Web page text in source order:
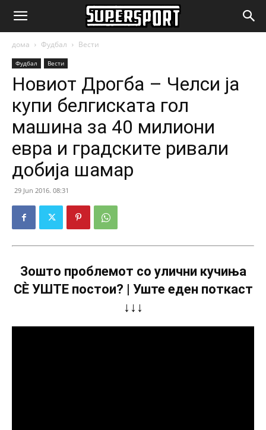
SuperSport.mk
дома Фудбал Вести
Фудбал Вести
Новиот Дрогба – Челси ја
купи белгиската гол
машина за 40 милиони
евра и градските ривали
добија шамар
29 Jun 2016. 08:31
Зошто проблемот со улични кучиња
СÈ УШТЕ постои? | Уште еден поткаст
↓↓↓